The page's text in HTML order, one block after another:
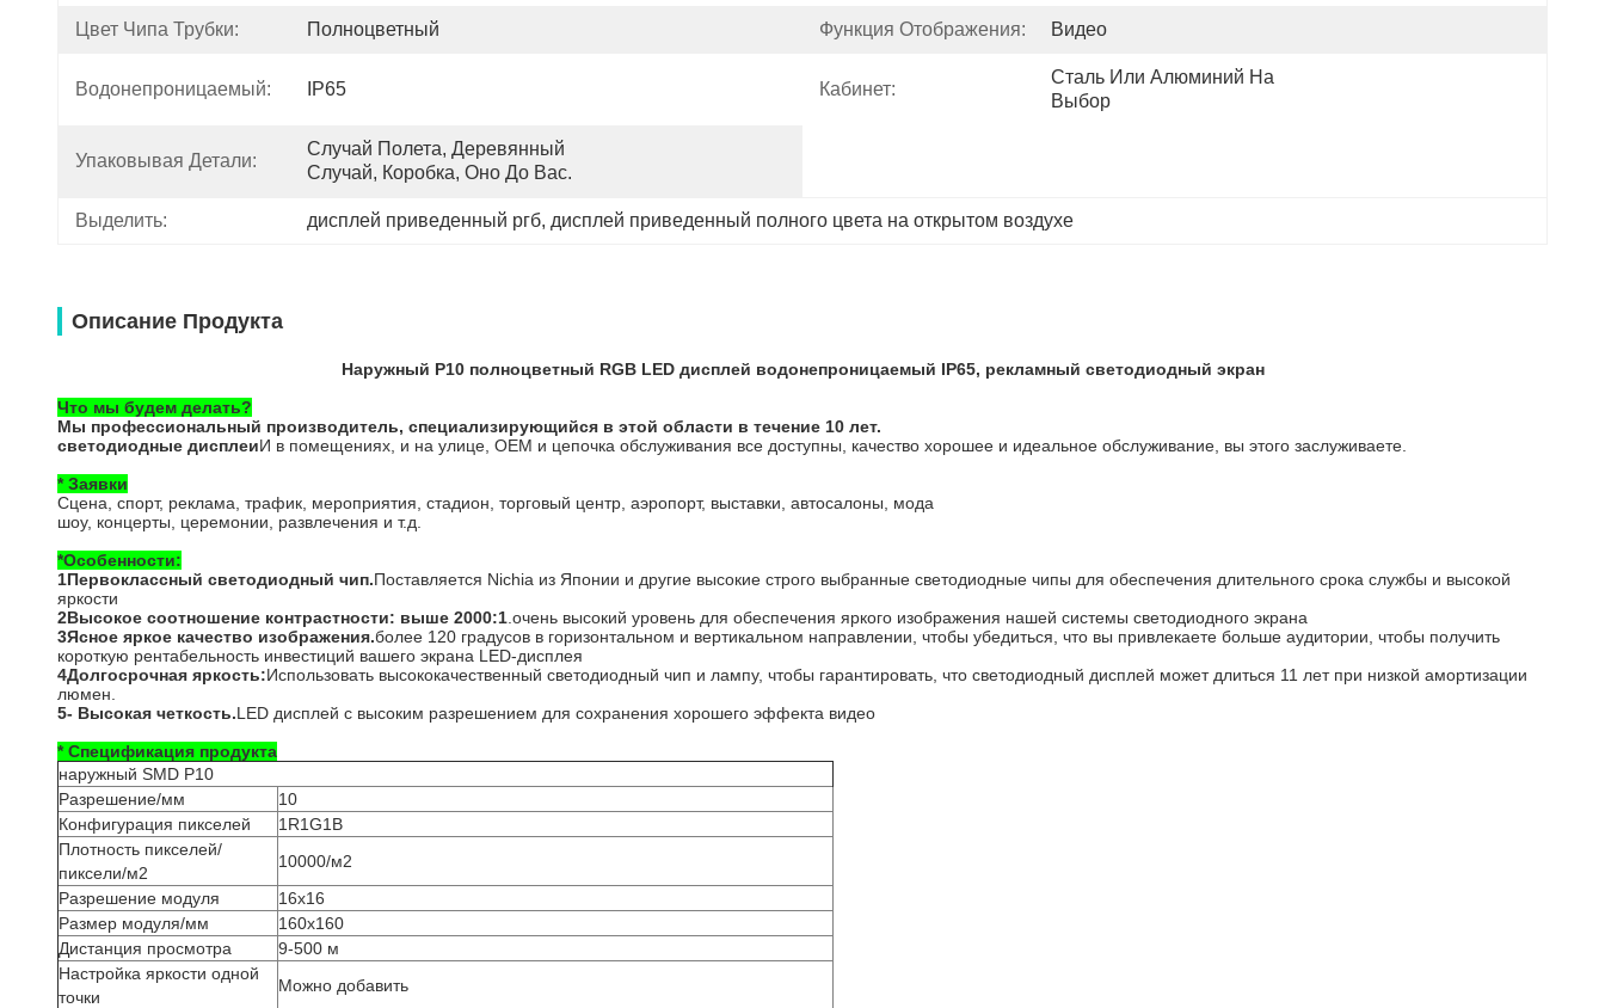
Цвет Чипа Трубки: Полноцветный Функция Отображения: Видео
Водонепроницаемый: IP65 Кабинет:
Сталь Или Алюминий На
Выбор
Упаковывая Детали:
Случай Полета, Деревянный
Случай, Коробка, Оно До Вас.
Выделить: дисплей приведенный ргб, дисплей приведенный полного цвета на открытом воздухе
Описание Продукта
Наружный P10 полноцветный RGB LED дисплей водонепроницаемый IP65, рекламный светодиодный экран
Что мы будем делать?
Мы профессиональный производитель, специализирующийся в этой области в течение 10 лет.
светодиодные дисплеиИ в помещениях, и на улице, OEM и цепочка обслуживания все доступны, качество хорошее и идеальное обслуживание, вы этого заслуживаете.
* Заявки
Сцена, спорт, реклама, трафик, мероприятия, стадион, торговый центр, аэропорт, выставки, автосалоны, мода
шоу, концерты, церемонии, развлечения и т.д.
*Особенности:
1Первоклассный светодиодный чип.Поставляется Nichia из Японии и другие высокие строго выбранные светодиодные чипы для обеспечения длительного срока службы и высокой
яркости
2Высокое соотношение контрастности: выше 2000:1 .очень высокий уровень для обеспечения яркого изображения нашей системы светодиодного экрана
3Ясное яркое качество изображения.более 120 градусов в горизонтальном и вертикальном направлении, чтобы убедиться, что вы привлекаете больше аудитории, чтобы получить
короткую рентабельность инвестиций вашего экрана LED-дисплея
4Долгосрочная яркость:Использовать высококачественный светодиодный чип и лампу, чтобы гарантировать, что светодиодный дисплей может длиться 11 лет при низкой амортизации
люмен.
5- Высокая четкость.LED дисплей с высоким разрешением для сохранения хорошего эффекта видео
* Спецификация продукта
наружный SMD P10
Разрешение/мм
10
Конфигурация пикселей
1R1G1B
Плотность пикселей/
пиксели/м2
10000/м2
Разрешение модуля
16х16
Размер модуля/мм
160х160
Дистанция просмотра
9-500 м
Настройка яркости одной
точки
Можно добавить